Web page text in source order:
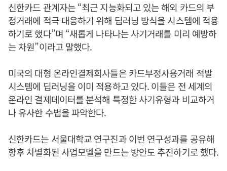
신한카드 관계자는 “최근 지능화되고 있는 해외 카드의 부
정거래에 적극 대응하기 위해 딥러닝 방식을 시스템에 적용
하기로 했다”며 “새롭게 나타나는 사기거래를 미리 예방하
는 차원”이라고 말했다.
미국의 대형 온라인결제회사들은 카드부정사용거래 적발
시스템에 딥러닝을 이미 적용하고 있다. 이들은 전 세계의
온라인 결제데이터를 분석해 특정한 사기유형과 비교하거
나 유사한 수법을 파악한다.
신한카드는 서울대학교 연구진과 이번 연구성과를 공유해
향후 차별화된 사업모델을 만드는 방안도 추진하기로 했다.